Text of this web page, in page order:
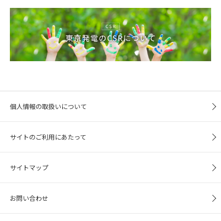
個人情報の取扱いについて
サイトのご利用にあたって
サイトマップ
お問い合わせ